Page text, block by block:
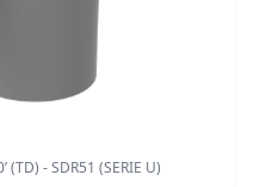
(TD) - SDR51 (SERIE U)